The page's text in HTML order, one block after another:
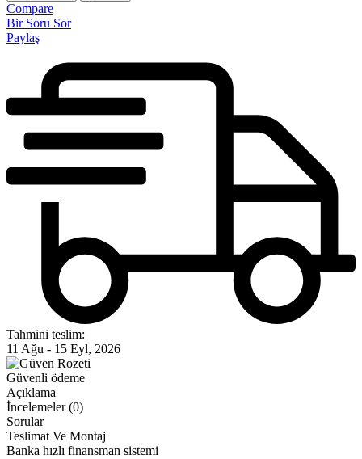
Compare
Bir Soru Sor
Paylaş
Tahmini teslim:
11 Ağu - 15 Eyl, 2026
Güvenli ödeme
Açıklama
İncelemeler (0)
Sorular
Teslimat Ve Montaj
Banka hızlı finansman sistemi